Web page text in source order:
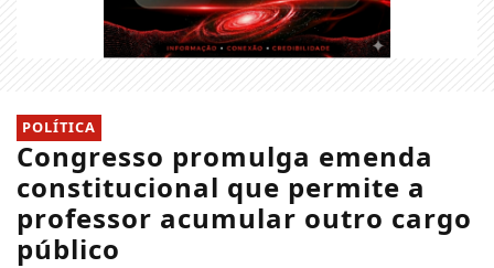
POLÍTICA
Congresso promulga emenda
constitucional que permite a
professor acumular outro cargo
público